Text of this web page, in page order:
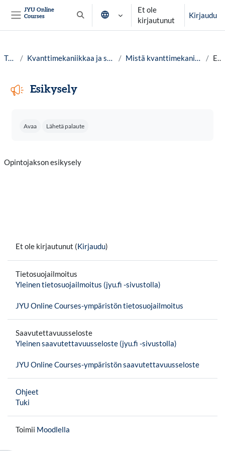
JYU Online
Courses
Vaihda hakusyöttöä
Et ole
kirjautunut
Kirjaudu
Työpöytä Kvanttimekaniikkaa ja suhteellisuusteoriaa yleissivistävästi, lv. 25-26 Mistä kvanttimekaniikassa ja suhteellisuusteoriassa on kyse? Esikysely
Esikysely
Avaa Lähetä palaute
Opintojakson esikysely
Et ole kirjautunut (Kirjaudu)
Tietosuojailmoitus
Yleinen tietosuojailmoitus (jyu.fi -sivustolla)
JYU Online Courses-ympäristön tietosuojailmoitus
Saavutettavuusseloste
Yleinen saavutettavuusseloste (jyu.fi -sivustolla)
JYU Online Courses-ympäristön saavutettavuusseloste
Ohjeet
Tuki
Toimii Moodlella